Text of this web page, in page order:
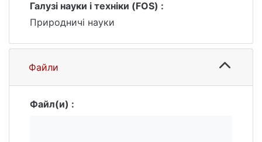
Галузі науки і техніки (FOS) :
Природничі науки
Файли
Файл(и) :